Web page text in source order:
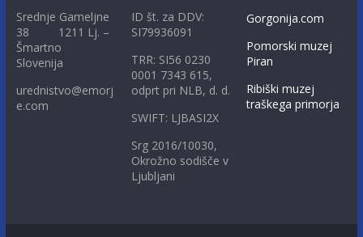
Srednje Gameljne
38 1211 Lj. –
Šmartno
Slovenija
urednistvo@emorj
e.com
ID št. za DDV:
SI79936091
TRR: SI56 0230
0001 7343 615,
odprt pri NLB, d. d.
SWIFT: LJBASI2X
Srg 2016/10030,
Okrožno sodišče v
Ljubljani
Gorgonija.com
Pomorski muzej
Piran
Ribiški muzej
traškega primorja